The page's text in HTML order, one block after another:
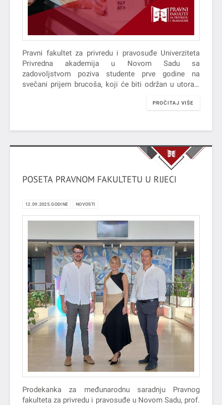
Pravni fakultet za privredu i pravosuđe Univerziteta
Privredna akademija u Novom Sadu sa
zadovoljstvom poziva studente prve godine na
svečani prijem brucoša, koji će biti održan u utorak,
PROČITAJ VIŠE
POSETA PRAVNOM FAKULTETU U RIJECI
12.09.2025.GODINE NOVOSTI
Prodekanka za međunarodnu saradnju Pravnog
fakulteta za privredu i pravosuđe u Novom Sadu, prof.